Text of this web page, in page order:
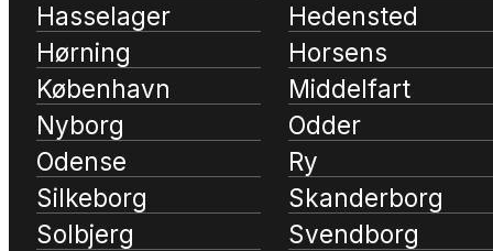
Hasselager
Hedensted
Hørning
Horsens
København
Middelfart
Nyborg
Odder
Odense
Ry
Silkeborg
Skanderborg
Solbjerg
Svendborg